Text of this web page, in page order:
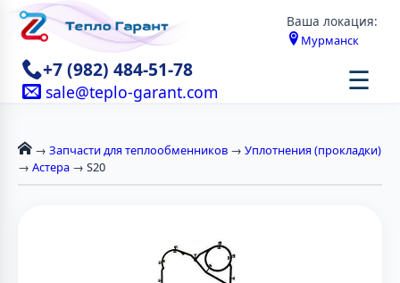
Ваша локация:
Мурманск
+7 (982) 484-51-78
sale@teplo-garant.com ☰
→ Запчасти для теплообменников → Уплотнения (прокладки)
→ Астера → S20